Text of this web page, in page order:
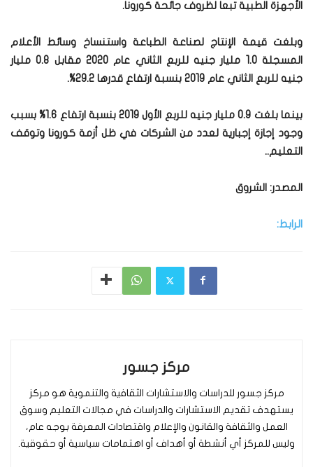
الأجهزة الطبية تبعا لظروف جائحة كورونا.
وبلغت قيمة الإنتاج لصناعة الطباعة واستنساخ وسائط الأعلام
المسجلة 1.0 مليار جنيه للربع الثاني عام 2020 مقابل 0.8 مليار
جنيه للربع الثاني عام 2019 بنسبة ارتفاع قدرها 29.2%.
بينما بلغت 0.9 مليار جنيه للربع الأول 2019 بنسبة ارتفاع 1.6% بسبب
وجود إجازة إجبارية لعدد من الشركات في ظل أزمة كورونا وتوقف
التعليم..
المصدر: الشروق
الرابط:
مركز جسور
مركز جسور للدراسات والاستشارات الثقافية والتنموية هو مركز
يستهدف تقديم الاستشارات والدراسات في مجالات التعليم وسوق
العمل والثقافة والقانون والإعلام واقتصادات المعرفة بوجه عام،
وليس للمركز أي أنشطة أو أهداف أو اهتمامات سياسية أو حقوقية.